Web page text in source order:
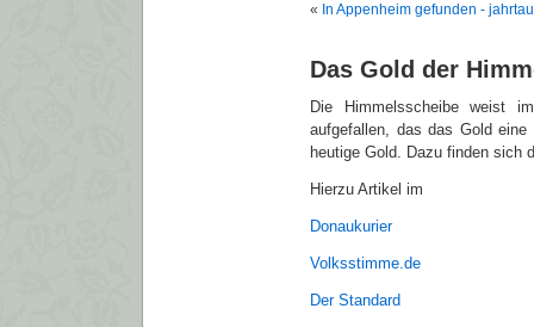
« In Appenheim gefunden -
Das Gold der
Die Himmelsscheibe weist
aufgefallen, das das Gold
heutige Gold. Dazu finden sich
Hierzu Artikel im
Donaukurier
Volksstimme.de
Der Standard